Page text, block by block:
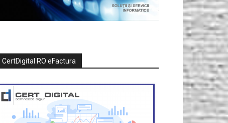
CertDigital RO eFactura